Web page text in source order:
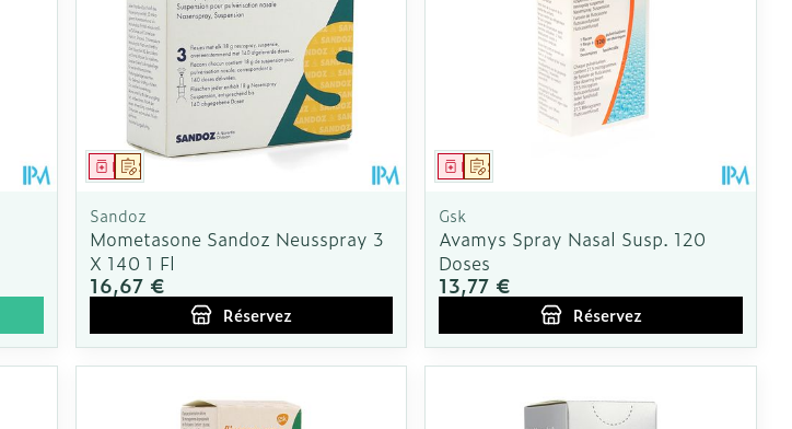
Sur prescription
Médicament
Sandoz
Mometasone Sandoz Neusspray 3
X 140 1 Fl
16,67 €
Réservez
Sur prescription
Médicament
Gsk
Avamys Spray Nasal Susp. 120
Doses
13,77 €
Réservez